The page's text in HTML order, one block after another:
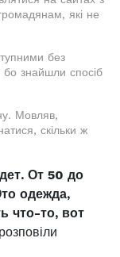
які не
без
знайшли спосіб
Мовляв,
скільки ж
От 50 до
одежда,
что-то, вот